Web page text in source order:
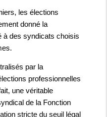
les élections
donné la
à des syndicats choisis
par la
professionnelles
une véritable
de la Fonction
stricte du seuil légal